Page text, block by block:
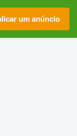
um anúncio